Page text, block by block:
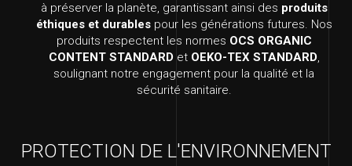
à préserver la planète, garantissant ainsi des produits
éthiques et durablespour les générations futures. Nos
produits respectent les normes OCS ORGANIC
CONTENT STANDARDet OEKO-TEX STANDARD,
soulignant notre engagement pour la qualité et la
sécurité sanitaire.
PROTECTION DE L'ENVIRONNEMENT